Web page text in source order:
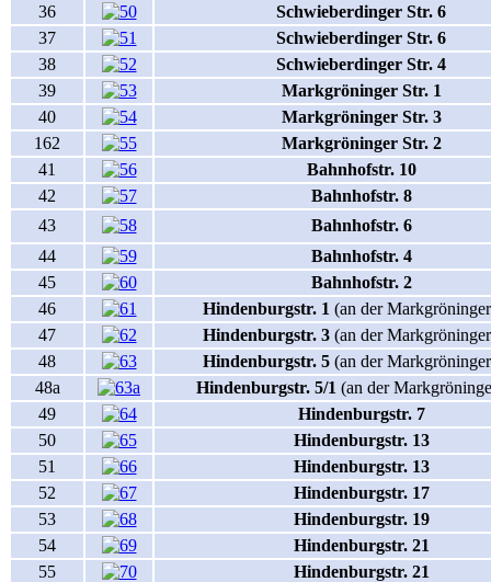
36
Schwieberdinger Str. 6
37
Schwieberdinger Str. 6
38
Schwieberdinger Str. 4
39
Markgröninger Str. 1
40
Markgröninger Str. 3
162
Markgröninger Str. 2
41
Bahnhofstr. 10
42
Bahnhofstr. 8
43
Bahnhofstr. 6
44
Bahnhofstr. 4
45
Bahnhofstr. 2
46
Hindenburgstr. 1 (an der
47
Hindenburgstr. 3(an der
48
Hindenburgstr. 5 (an der
48a
Hindenburgstr. 5/1 (an der
49
Hindenburgstr. 7
50
Hindenburgstr. 13
51
Hindenburgstr. 13
52
Hindenburgstr. 17
53
Hindenburgstr. 19
54
Hindenburgstr. 21
55
Hindenburgstr. 21